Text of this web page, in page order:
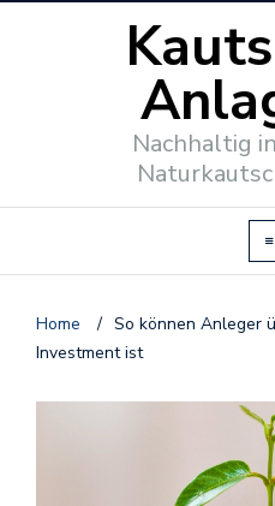
Nachhaltig
Home / So können Anleger
Investment ist